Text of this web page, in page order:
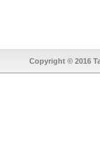
Copyright © 2016